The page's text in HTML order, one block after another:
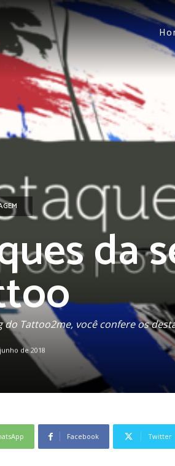
da
do Tattoo2me, você confere os
de 2018
Facebook Twitter